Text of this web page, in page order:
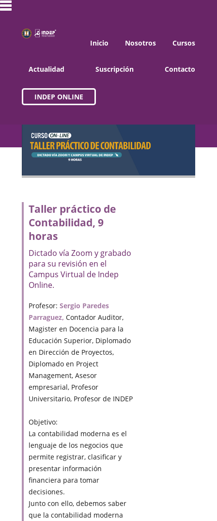
Inicio Nosotros Cursos
Actualidad Suscripción Contacto
INDEP ONLINE
Taller práctico de
Contabilidad, 9
horas
Dictado vía Zoom y grabado
para su revisión en el
Campus Virtual de Indep
Online.
Profesor: Sergio Paredes
Parraguez, Contador Auditor,
Magister en Docencia para la
Educación Superior, Diplomado
en Dirección de Proyectos,
Diplomado en Project
Management, Asesor
empresarial, Profesor
Universitario, Profesor de INDEP
Objetivo:
La contabilidad moderna es el
lenguaje de los negocios que
permite registrar, clasificar y
presentar información
financiera para tomar
decisiones.
Junto con ello, debemos saber
que la contabilidad moderna